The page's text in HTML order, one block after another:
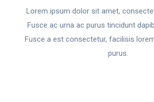
Lorem ipsum dolor sit amet,
Fusce ac urna ac purus tincidunt
Fusce a est consectetur, facilisis
purus.